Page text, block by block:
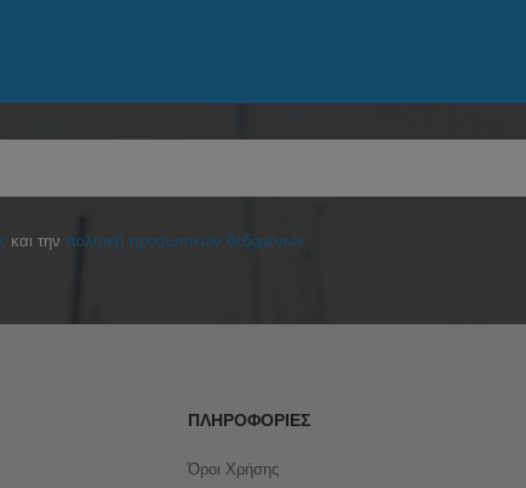
και τηνπολιτική προσωπικών δεδομένων
ΠΛΗΡΟΦΟΡΊΕΣ
Όροι Χρήσης